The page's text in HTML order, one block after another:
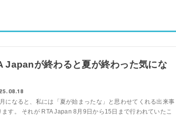
Japanが終わると夏が終わった気にな
になると、私には「夏が始まったな」と思わせてくれる出来事
ます。 それが RTA Japan 8月9日から15日まで行われていたこ